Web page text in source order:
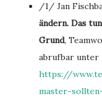
/1/ Jan
ändern. Das
Grund,
abrufbar unter
https://
master-